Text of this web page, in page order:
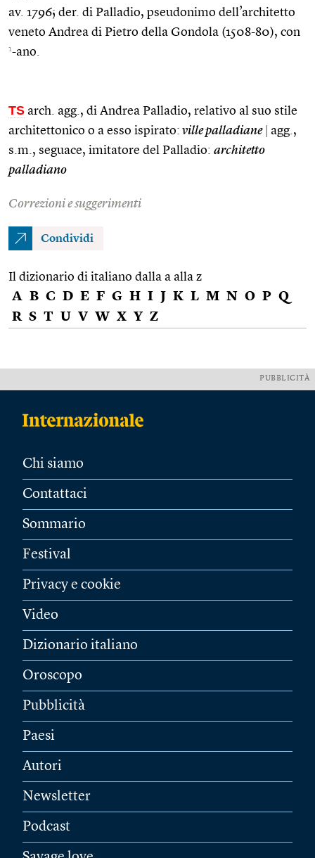
av. 1796; der. di Palladio, pseudonimo dell’architetto
veneto Andrea di Pietro della Gondola (1508-80), con
1-ano.
TS arch. agg., di Andrea Palladio, relativo al suo stile
architettonico o a esso ispirato: ville palladiane
agg.,
s.m., seguace, imitatore del Palladio: architetto
palladiano
Correzioni e suggerimenti
Condividi
Il dizionario di italiano dalla a alla z
A B C D E F G H I J K L M N O P Q
R S T U V W X Y Z
PUBBLICITÀ
Chi siamo
Contattaci
Sommario
Festival
Privacy e cookie
Video
Dizionario italiano
Oroscopo
Pubblicità
Paesi
Autori
Newsletter
Podcast